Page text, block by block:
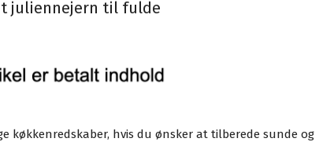
juliennejern til fulde
køkkenredskaber, hvis du ønsker at tilberede sunde og